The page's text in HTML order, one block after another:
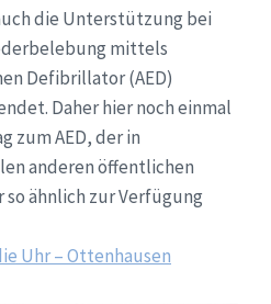
die Unterstützung bei
mittels
Defibrillator (AED)
Daher hier noch einmal
zum AED, der in
anderen öffentlichen
ähnlich zur Verfügung
Uhr – Ottenhausen